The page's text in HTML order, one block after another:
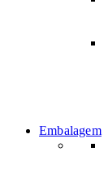
Embalagem